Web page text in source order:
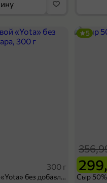
300 г
Йогурт питьевой «Yota» без добавления сахара, 300 г Сыр
5